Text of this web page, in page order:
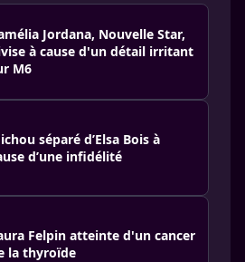
Jordana, Nouvelle Star,
à cause d'un détail irritant
M6
séparé d’Elsa Bois à
d’une infidélité
Felpin atteinte d'un cancer
la thyroïde